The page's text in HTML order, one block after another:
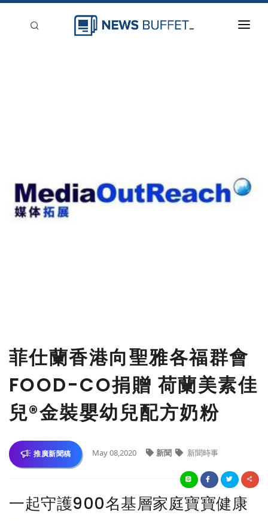
菲仕蘭香港向聖雅各福群會
FOOD-CO捐贈 荷蘭美素佳
兒®金裝嬰幼兒配方奶粉
推廣新聞稿 May 08,2020 新聞 新聞時事
一起守護900名基層家庭寶寶健康